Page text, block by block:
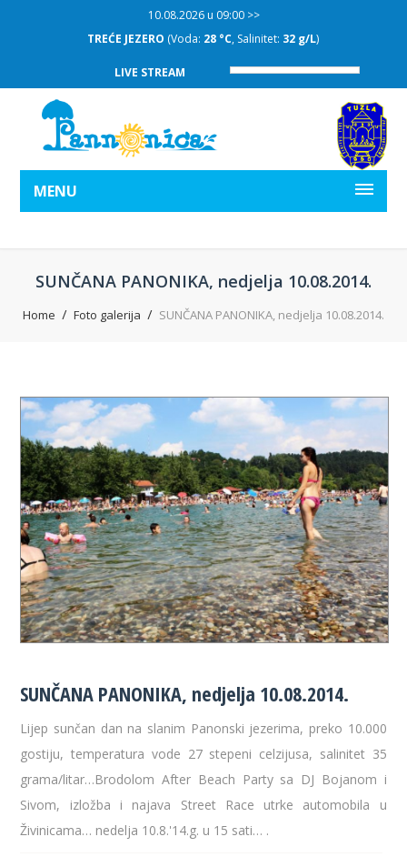
10.08.2026 u 09:00 >>
TREĆE JEZERO (Voda: 28 °C, Salinitet: 32 g/L)
LIVE STREAM
MENU
SUNČANA PANONIKA, nedjelja 10.08.2014.
Home Foto galerija SUNČANA PANONIKA, nedjelja 10.08.2014.
SUNČANA PANONIKA, nedjelja 10.08.2014.
Lijep sunčan dan na slanim Panonski jezerima, preko 10.000
gostiju, temperatura vode 27 stepeni celzijusa, salinitet 35
grama/litar…Brodolom After Beach Party sa DJ Bojanom i
Sivom, izložba i najava Street Race utrke automobila u
Živinicama… nedelja 10.8.'14.g. u 15 sati… .